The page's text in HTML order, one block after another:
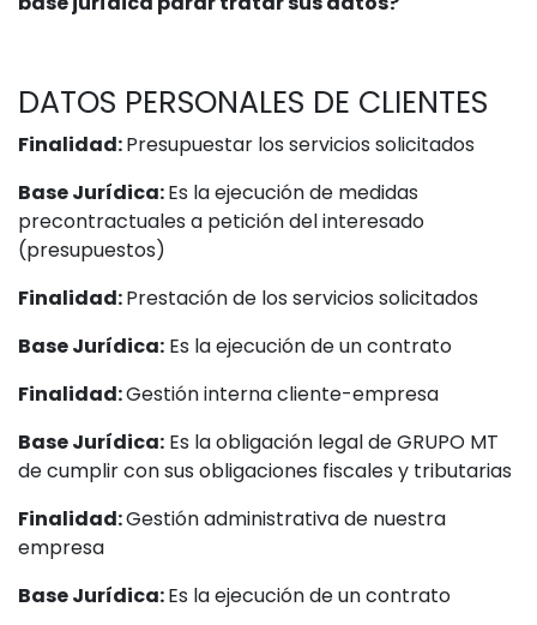
DATOS PERSONALES DE CLIENTES
Finalidad:Presupuestar los servicios solicitados
Base Jurídica:Es la ejecución de medidas
precontractuales a petición del interesado
(presupuestos)
Finalidad:Prestación de los servicios solicitados
Base Jurídica: Es la ejecución de un contrato
Finalidad:Gestión interna cliente-empresa
Base Jurídica: Es la obligación legal de GRUPO MT
de cumplir con sus obligaciones fiscales y tributarias
Finalidad:Gestión administrativa de nuestra
empresa
Base Jurídica:Es la ejecución de un contrato